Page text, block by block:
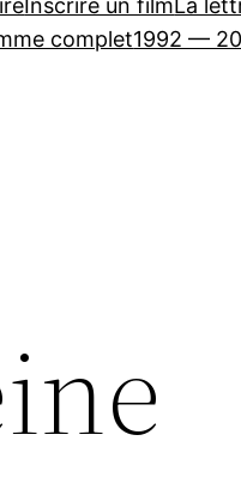
Inscrire un filmLa
complet1992 —